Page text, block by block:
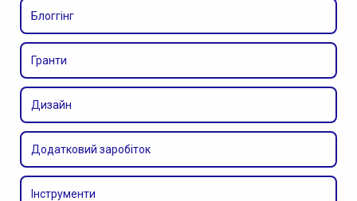
Блоггінг
Гранти
Дизайн
Додатковий заробіток
Інструменти